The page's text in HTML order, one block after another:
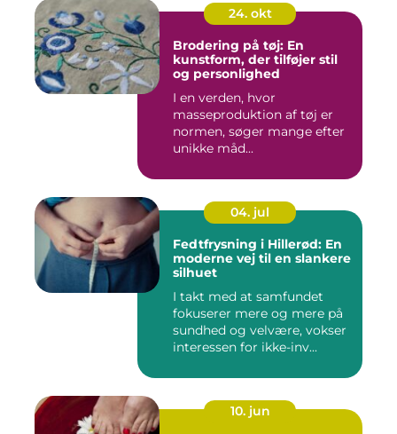
24. okt
Brodering på tøj: En
kunstform, der tilføjer stil
og personlighed
I en verden, hvor
masseproduktion af tøj er
normen, søger mange efter
unikke måd...
04. jul
Fedtfrysning i Hillerød: En
moderne vej til en slankere
silhuet
I takt med at samfundet
fokuserer mere og mere på
sundhed og velvære, vokser
interessen for ikke-inv...
10. jun